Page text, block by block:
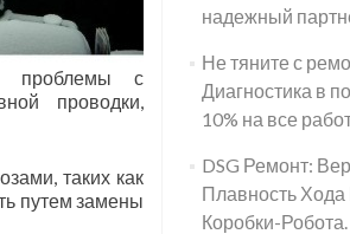
проблемы с
проводки,
таких как
путем замены
надежный
Не тяните с
Диагностика в
10% на все
DSG Ремонт:
Плавность
Коробки-Робота.